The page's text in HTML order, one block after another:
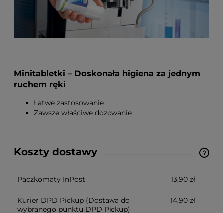
Minitabletki – Doskonała higiena za jednym
ruchem ręki
Łatwe zastosowanie
Zawsze właściwe dozowanie
Koszty dostawy
Cena nie zawiera ewentualnych kosztów płatności
Paczkomaty InPost 13,90 zł
Kurier DPD Pickup (Dostawa do
wybranego punktu DPD Pickup)
14,90 zł